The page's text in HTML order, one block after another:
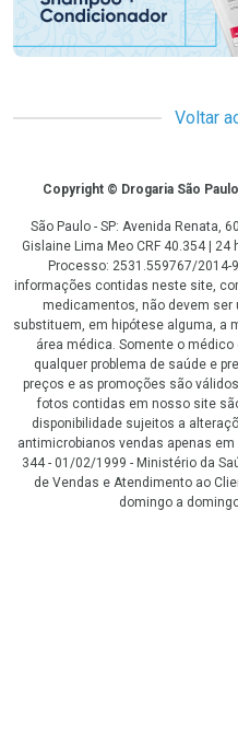
Voltar
CopyrightCopyright © Drogaria São
São Paulo - SP: Avenida Renata,
Gislaine Lima Meo CRF 40.354 |
Processo: 2531.559767/2014-
informações contidas neste site,
medicamentos, não devem
substituem, em hipótese alguma, a
área médica. Somente o
qualquer problema de saúde e
preços e as promoções são
fotos contidas em nosso site
disponibilidade sujeitos a
antimicrobianos vendas apenas
344 - 01/02/1999 - Ministério da
de Vendas e Atendimento ao
domingo a